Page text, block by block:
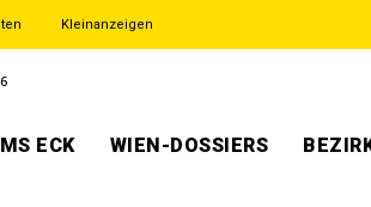
Kleinanzeigen
ECK WIEN-DOSSIERS